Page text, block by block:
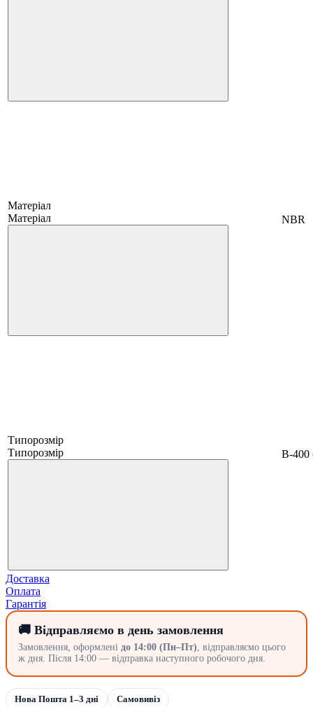
Матеріал
Матеріал
NBR
Типорозмір
Типорозмір
B-400
Доставка
Оплата
Гарантія
🚚 Відправляємо в день замовлення
Замовлення, оформлені до 14:00 (Пн–Пт) , відправляємо цього
ж дня. Після 14:00 — відправка наступного робочого дня.
Нова Пошта 1–3 дні Самовивіз